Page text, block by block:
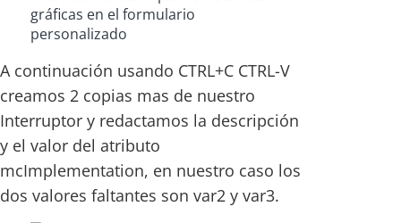
A continuación usando CTRL+C CTRL-V
creamos 2 copias mas de nuestro
Interruptor y redactamos la descripción
y el valor del atributo
mcImplementation, en nuestro caso los
dos valores faltantes son var2 y var3.